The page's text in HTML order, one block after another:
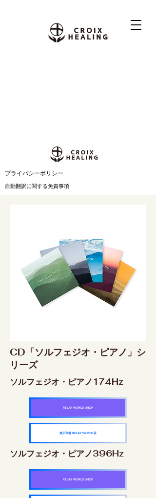
​プライバシーポリシー
自動翻訳に関する免責事項
CD「ソルフェジオ・ピアノ」シ
リーズ
ソルフェジオ・ピアノ174Hz
RELAX WORLD SHOP
楽天市場 RELAX WORLD店
ソルフェジオ・ピアノ396Hz
RELAX WORLD SHOP